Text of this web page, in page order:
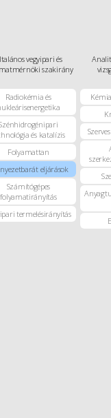
vegyipari és
szakirány
Radiokémia és
és katalízis
Folyamattan
eljárások
Számítógépes
folyamatirányítás
termelésirányítás